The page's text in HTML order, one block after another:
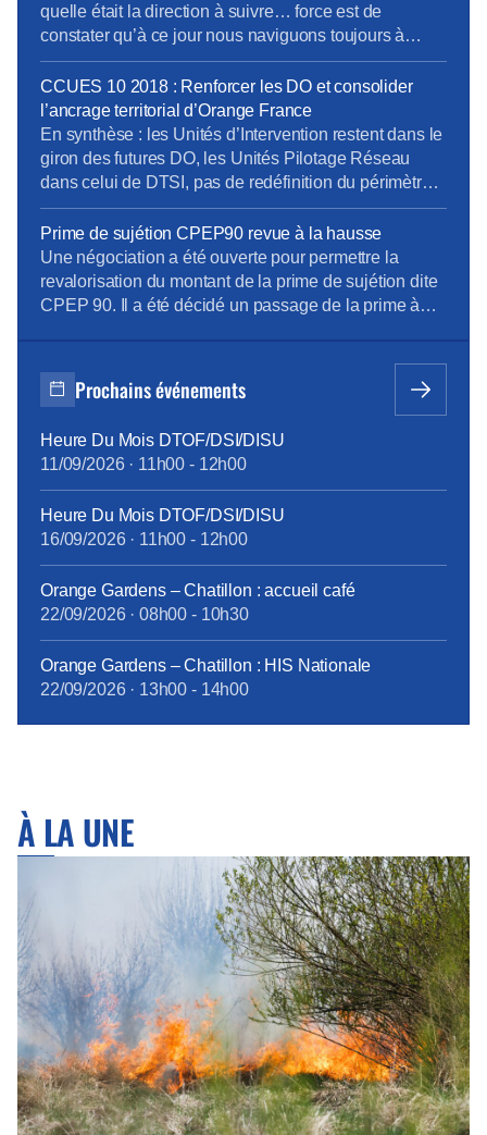
l’écart des relations sociales. Déjà […]
quelle était la direction à suivre… force est de
constater qu’à ce jour nous naviguons toujours à
vue… dans une mer agitée ! Modèle de Vente pas si
modèle ! Penser le changement plutôt que de
changer le pansement ! Envie d’en savoir davantage
? […]
CCUES 10 2018 : Renforcer les DO et consolider
l’ancrage territorial d’Orange France
En synthèse : les Unités d’Intervention restent dans le
giron des futures DO, les Unités Pilotage Réseau
dans celui de DTSI, pas de redéfinition du périmètre
ou du rattachement des Unités Opérationnelles et pas
de regroupement entre UO (rattachement à la DO
cible), les Directions Régionales restent rattachées au
DO sans évolution. Principes de ces futures […]
Prime de sujétion CPEP90 revue à la hausse
Une négociation a été ouverte pour permettre la
revalorisation du montant de la prime de sujétion dite
CPEP 90. Il a été décidé un passage de la prime à
du mois de septembre. Cette prime de sujétion
reconnaît et […]
Prochains événements
Heure Du Mois DTOF/DSI/DISU
11/09/2026· 11h00 - 12h00
Heure Du Mois DTOF/DSI/DISU
16/09/2026· 11h00 - 12h00
Orange Gardens – Chatillon : accueil café
22/09/2026· 08h00 - 10h30
Orange Gardens – Chatillon : HIS Nationale
22/09/2026· 13h00 - 14h00
À LA UNE